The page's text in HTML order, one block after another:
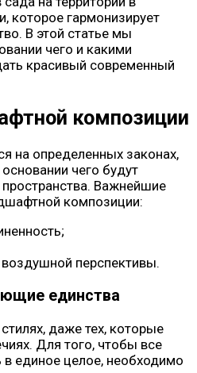
которое гармонизирует
В этой статье мы
чего и какими
красивый современный
композиции
на определенных законах,
чего будут
Важнейшие
композиции:
перспективы.
единства
даже тех, которые
Для того, чтобы все
единое целое, необходимо